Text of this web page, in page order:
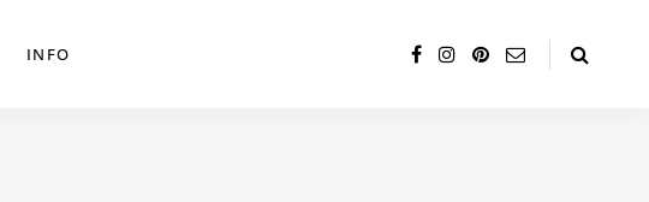
INFO